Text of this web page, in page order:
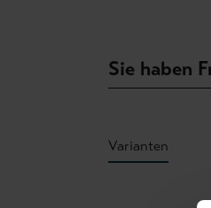
Sie haben
Varianten